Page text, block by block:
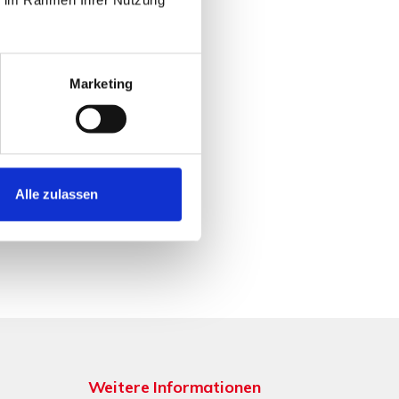
Marketing
Alle zulassen
Weitere Informationen